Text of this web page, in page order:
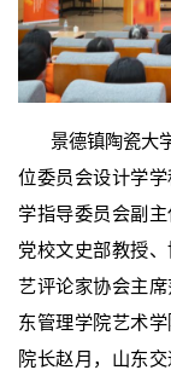
景德镇陶瓷大
位委员会设计学
学指导委员会副
党校文史部教授
艺评论家协会主
东管理学院艺术
院长赵月，山东